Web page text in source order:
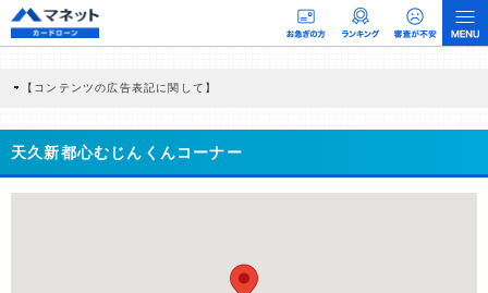
【コンテンツの広告表記に関して】
商品を根拠なくPRするものではなく、当編集部の調査／ユーザーへの口コミ収集な
どに基づき、公平性を担保した情報提供を行っています。
>提携企業一覧
天久新都心むじんくんコーナー